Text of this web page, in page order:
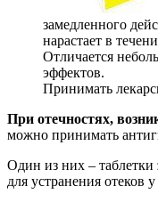
замедленного
нарастает в
Отличается
эффектов.
Принимать
При отечностях,
можно принимать
Один из них – таблетки
для устранения отеков